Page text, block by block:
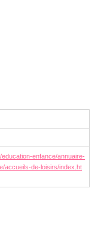
enfance/annuaire-
accueils-de-loisirs/index.ht